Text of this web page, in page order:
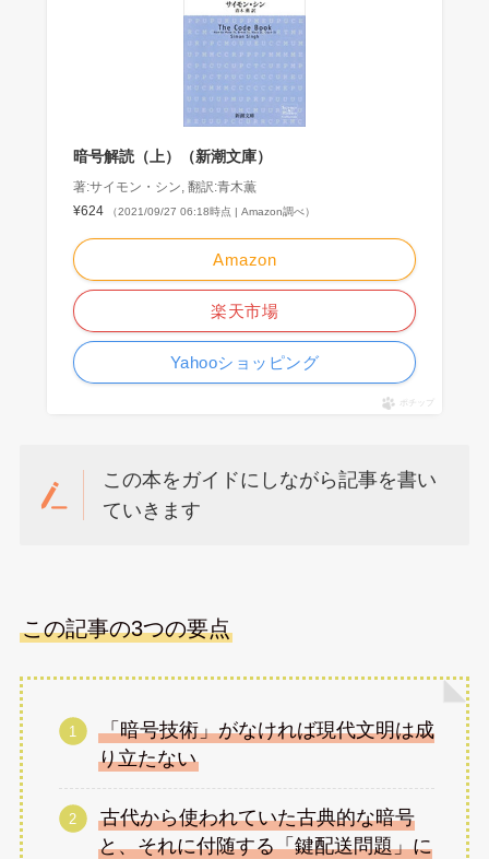
暗号解読（上）（新潮文庫）
著:サイモン・シン, 翻訳:青木薫
¥624
（2021/09/27 06:18時点 | Amazon調べ）
Amazon
楽天市場
Yahooショッピング
ポチップ
この本をガイドにしながら記事を書い
ていきます
この記事の3つの要点
「暗号技術」がなければ現代文明は成
り立たない
古代から使われていた古典的な暗号
と、それに付随する「鍵配送問題」に